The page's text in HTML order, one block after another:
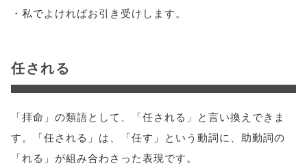
・私でよければお引き受けします。
任される
「拝命」の類語として、「任される」と言い換えできま
す。「任される」は、「任す」という動詞に、助動詞の
「れる」が組み合わさった表現です。